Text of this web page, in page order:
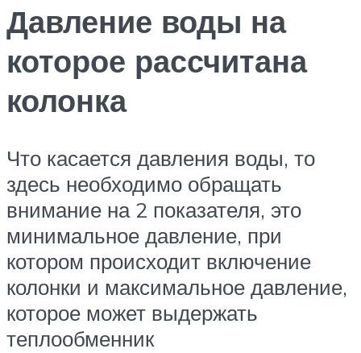
Давление воды на
которое рассчитана
колонка
Что касается давления воды, то
здесь необходимо обращать
внимание на 2 показателя, это
минимальное давление, при
котором происходит включение
колонки и максимальное давление,
которое может выдержать
теплообменник